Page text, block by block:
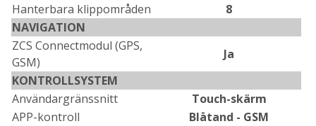
Hanterbara klippområden
8
NAVIGATION
ZCS Connectmodul (GPS,
GSM)
Ja
KONTROLLSYSTEM
Användargränssnitt
Touch-skärm
APP-kontroll
Blåtand - GSM